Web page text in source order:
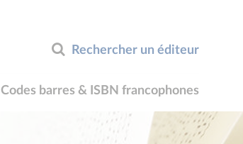
Rechercher un éditeur
Codes barres & ISBN francophones